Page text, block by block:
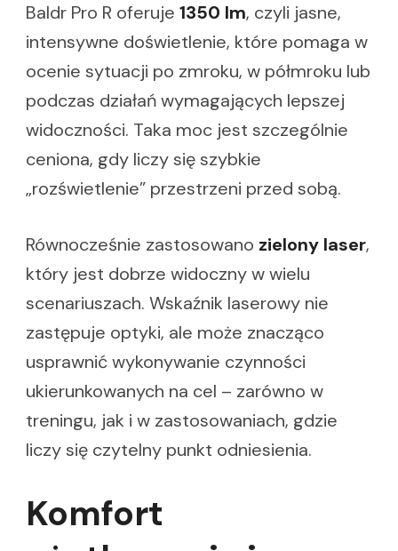
Baldr Pro R oferuje 1350 lm, czyli jasne,
intensywne doświetlenie, które pomaga w
ocenie sytuacji po zmroku, w półmroku lub
podczas działań wymagających lepszej
widoczności. Taka moc jest szczególnie
ceniona, gdy liczy się szybkie
„rozświetlenie” przestrzeni przed sobą.
Równocześnie zastosowano zielony laser,
który jest dobrze widoczny w wielu
scenariuszach. Wskaźnik laserowy nie
zastępuje optyki, ale może znacząco
usprawnić wykonywanie czynności
ukierunkowanych na cel – zarówno w
treningu, jak i w zastosowaniach, gdzie
liczy się czytelny punkt odniesienia.
Komfort